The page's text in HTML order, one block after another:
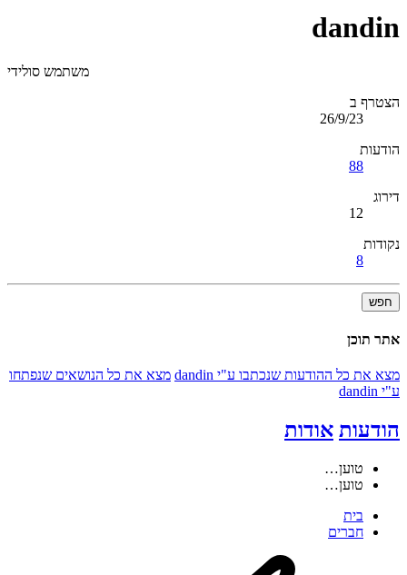
dandin
משתמש סולידי
הצטרף ב
26/9/23
הודעות
88
דירוג
12
נקודות
8
חפש
אתר תוכן
מצא את כל ההודעות שנכתבו ע"י dandin
מצא את כל הנושאים שנפתחו
ע"י dandin
הודעות אודות
טוען…
טוען…
בית
חברים